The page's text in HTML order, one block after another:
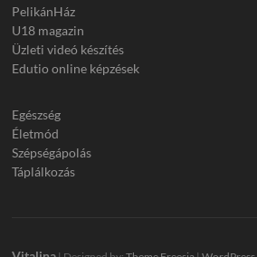
PelikánHáz
U18 magazin
Üzleti videó készítés
Edutio online képzések
Egészség
Életmód
Szépségápolás
Táplálkozás